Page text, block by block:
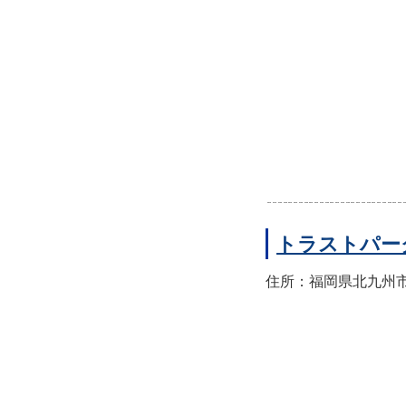
トラストパ
住所：福岡県北九州